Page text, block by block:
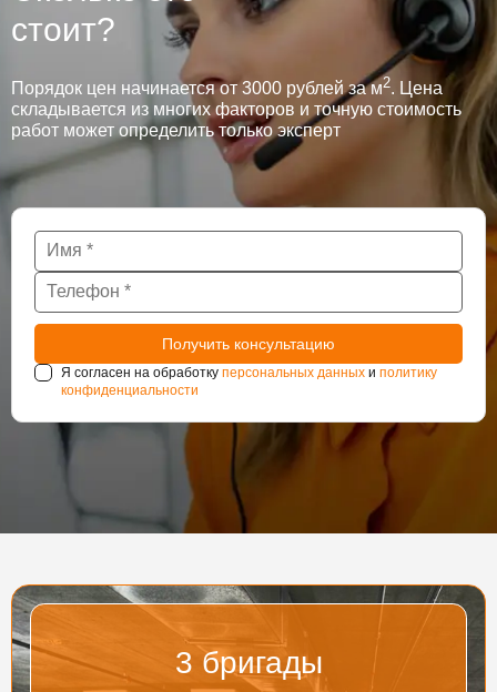
стоит?
Порядок цен начинается от 3000 рублей за м2. Цена
складывается из многих факторов и точную стоимость
работ может определить только эксперт
Я согласен на обработку персональных данных и политику
конфиденциальности
3 бригады